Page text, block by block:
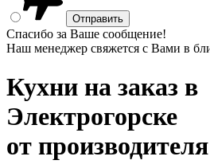
Спасибо за Ваше сообщение!
Наш менеджер свяжется с Вами в
Кухни на заказ в
Электрогорске
от производителя